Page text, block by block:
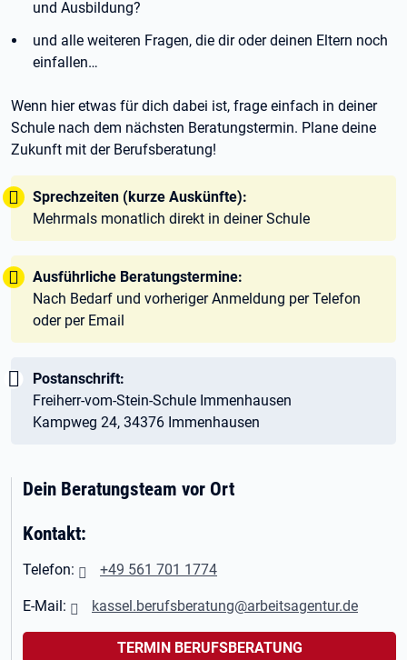
und Ausbildung?
und alle weiteren Fragen, die dir oder deinen Eltern noch
einfallen…
Wenn hier etwas für dich dabei ist, frage einfach in deiner
Schule nach dem nächsten Beratungstermin. Plane deine
Zukunft mit der Berufsberatung!
Tipp:
Sprechzeiten (kurze Auskünfte):
Mehrmals monatlich direkt in deiner Schule
Tipp:
Ausführliche Beratungstermine:
Nach Bedarf und vorheriger Anmeldung per Telefon
oder per Email
Wichtig:
Postanschrift:
Freiherr-vom-Stein-Schule Immenhausen
Kampweg 24, 34376 Immenhausen
Dein Beratungsteam vor Ort
Kontakt:
Telefon: +49 561 701 1774
E-Mail: kassel.berufsberatung@arbeitsagentur.de
TERMIN BERUFSBERATUNG